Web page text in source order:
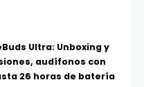
Ultra: Unboxing y
audífonos con
26 horas de batería